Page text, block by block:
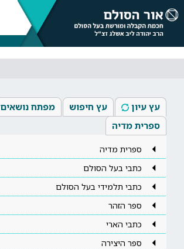
עץ עיון עץ חיפוש
מפתח נושאים
ספרית מדיה
ספרית מדיה
כתבי בעל הסולם
כתבי תלמידי בעל הסולם
ספר הזהר
כתבי הארי
ספר היצירה